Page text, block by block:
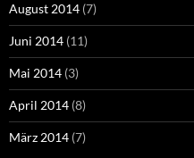
August 2014 (7)
Juni 2014 (11)
Mai 2014 (3)
April 2014 (8)
März 2014 (7)